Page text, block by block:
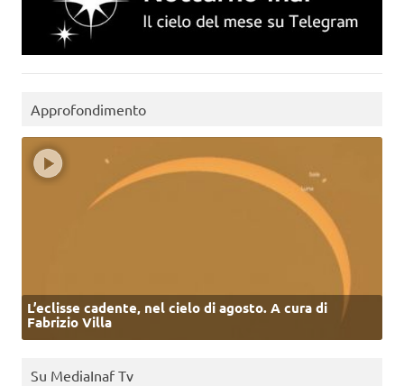
Approfondimento
L’eclisse cadente, nel cielo di agosto. A cura di
Fabrizio Villa
Su MediaInaf Tv